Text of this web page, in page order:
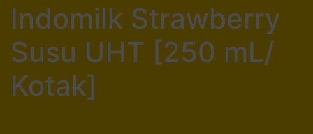
Indomilk Strawberry
Susu UHT [250 mL/
Kotak]